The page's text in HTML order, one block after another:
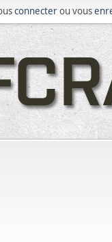
connecterou vous